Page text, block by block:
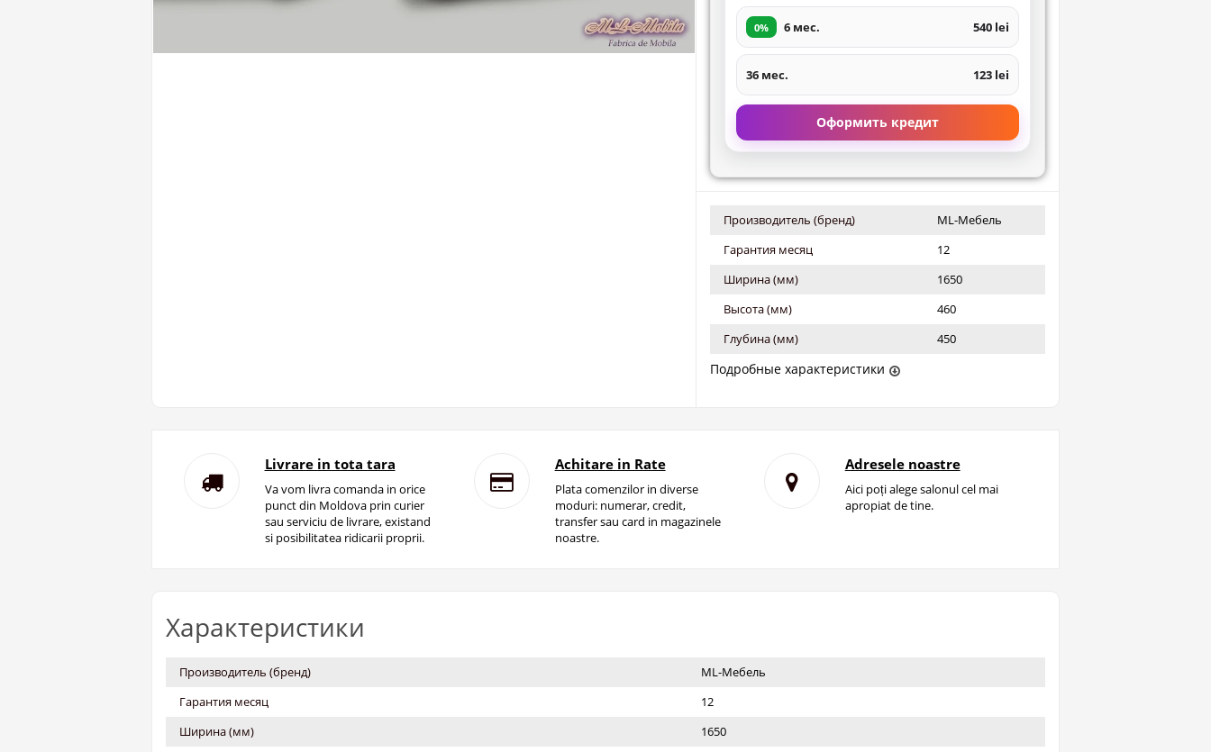
0% 6 мес. 540 lei
36 мес. 123 lei
Оформить кредит
Производитель (бренд)
ML-Мебель
Гарантия месяц
12
Ширина (мм)
1650
Высота (мм)
460
Глубина (мм)
450
Подробные характеристики
Livrare in tota tara
Va vom livra comanda in orice
punct din Moldova prin curier
sau serviciu de livrare, existand
si posibilitatea ridicarii proprii.
Achitare in Rate
Plata comenzilor in diverse
moduri: numerar, credit,
transfer sau card in magazinele
noastre.
Adresele noastre
Aici poți alege salonul cel mai
apropiat de tine.
Характеристики
Производитель (бренд)
ML-Мебель
Гарантия месяц
12
Ширина (мм)
1650